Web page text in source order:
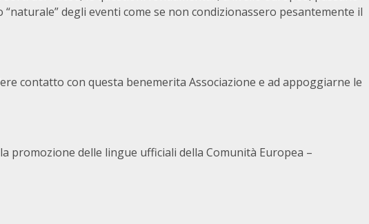
degli eventi come se non condizionassero pesantemente il
contatto con questa benemerita Associazione e ad appoggiarne le
promozione delle lingue ufficiali della Comunità Europea –